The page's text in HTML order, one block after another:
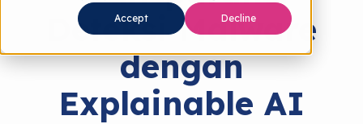
Accept Decline
Coba Gratis
Deteksi Malware
dengan
Explainable AI